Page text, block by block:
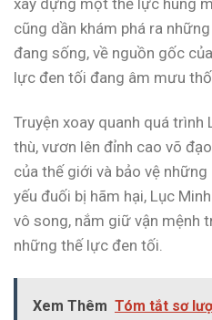
cũng dần khám phá ra
đang sống, về nguồn gốc
lực đen tối đang âm mưu
Truyện xoay quanh quá
thù, vươn lên đỉnh cao võ
của thế giới và bảo vệ
yếu đuối bị hãm hại, Lục
vô song, nắm giữ vận mệnh
những thế lực đen tối.
Xem Thêm Tóm tắt sơ